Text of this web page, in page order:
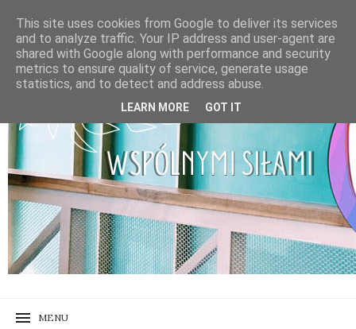
This site uses cookies from Google to deliver its services
and to analyze traffic. Your IP address and user-agent are
shared with Google along with performance and security
metrics to ensure quality of service, generate usage
statistics, and to detect and address abuse.
LEARN MORE GOT IT